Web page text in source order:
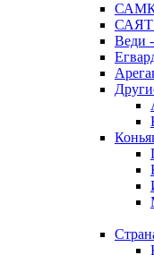
Веди